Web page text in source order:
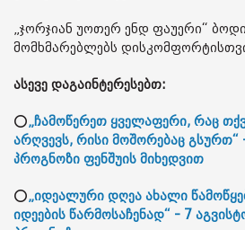
„ჯორჯიან უოთერ ენდ ფაუერი“
მომხმარებლებს
ასევე დაგაინტერესებთ:
⭕„ჩამოწერეთ ყველაფერი, რაც
არღვევს, რისი მოშორებაც გსურთ“
პროგნოზი ფენშუის მიხედვით
⭕„იდეალური დღეა ახალი
იდეების წარმოსაჩენად“ - 7